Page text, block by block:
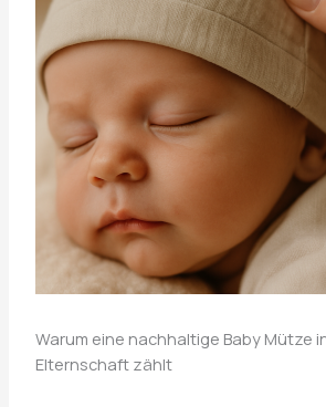
Warum eine nachhaltige Baby Mütze
Elternschaft zählt